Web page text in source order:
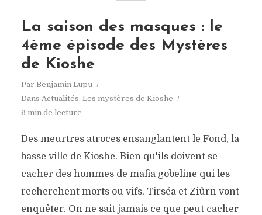
La saison des masques : le
4ème épisode des Mystères
de Kioshe
Par Benjamin Lupu
Dans Actualités, Les mystères de Kioshe
6 min de lecture
Des meurtres atroces ensanglantent le Fond, la
basse ville de Kioshe. Bien qu'ils doivent se
cacher des hommes de mafia gobeline qui les
recherchent morts ou vifs, Tirséa et Ziûrn vont
enquêter. On ne sait jamais ce que peut cacher